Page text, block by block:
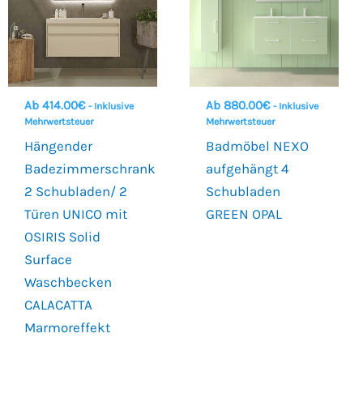
Ab 414.00€ - Inklusive
Mehrwertsteuer
Hängender
Badezimmerschrank
2 Schubladen/ 2
Türen UNICO mit
OSIRIS Solid
Surface
Waschbecken
CALACATTA
Marmoreffekt
Ab 880.00€ - Inklusive
Mehrwertsteuer
Badmöbel NEXO
aufgehängt 4
Schubladen
GREEN OPAL